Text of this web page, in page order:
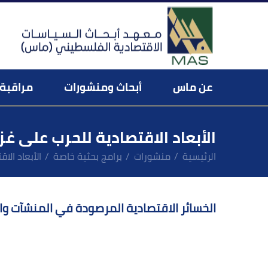
عن ماس أبحاث ومنشورات
الأبعاد الاقتصادية للحرب على
الرئيسية منشورات برامج بحثية خاصة الأبعاد
الخسائر الاقتصادية المرصودة في المنشآت